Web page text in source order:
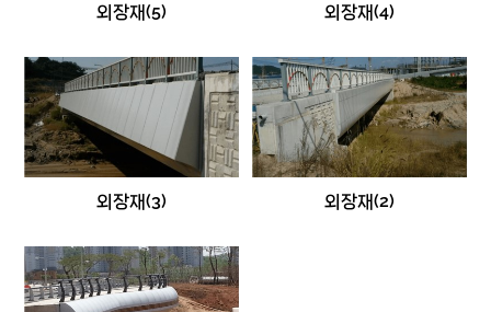
외장재(5) 외장재(4)
외장재(3) 외장재(2)